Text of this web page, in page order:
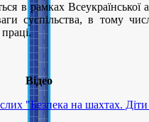
в рамках Всеукраїнської
суспільства, в тому
Відео
"Безпека на шахтах.